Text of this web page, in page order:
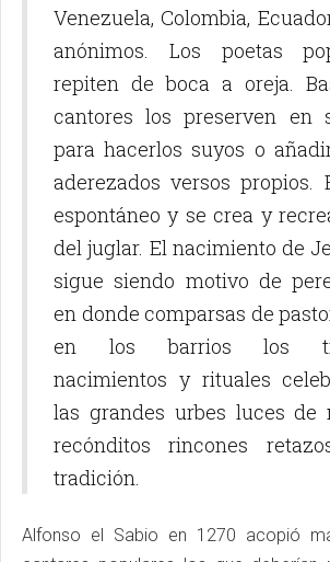
Venezuela, Colombia,
anónimos. Los poetas
repiten de boca a oreja.
cantores los preserven en
para hacerlos suyos o
aderezados versos propios.
espontáneo y se crea y
del juglar. El nacimiento de
sigue siendo motivo de
en donde comparsas de
en los barrios los
nacimientos y rituales
las grandes urbes luces de
recónditos rincones
tradición.
Alfonso el Sabio en 1270 acopió